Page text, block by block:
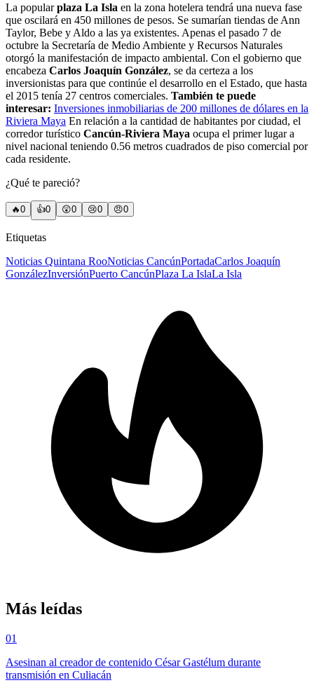
La popularplaza La Isla en la zona hotelera tendrá una nueva fase
que oscilará en 450 millones de pesos. Se sumarían tiendas de Ann
Taylor, Bebe y Aldo a las ya existentes. Apenas el pasado 7 de
octubre la Secretaría de Medio Ambiente y Recursos Naturales
otorgó la manifestación de impacto ambiental. Con el gobierno que
encabeza Carlos Joaquín González, se da certeza a los
inversionistas para que continúe el desarrollo en el Estado, que hasta
el 2015 tenía 27 centros comerciales. También te puede
interesar: Inversiones inmobiliarias de 200 millones de dólares en la
Riviera Maya En relación a la cantidad de habitantes por ciudad, el
corredor turístico Cancún-Riviera Maya ocupa el primer lugar a
nivel nacional teniendo 0.56 metros cuadrados de piso comercial por
cada residente.
¿Qué te pareció?
🔥0 👍0 😲0 😢0 😠0
Etiquetas
Noticias Quintana RooNoticias CancúnPortadaCarlos Joaquín
GonzálezInversiónPuerto CancúnPlaza La IslaLa Isla
Más leídas
01
Asesinan al creador de contenido César Gastélum durante
transmisión en Culiacán